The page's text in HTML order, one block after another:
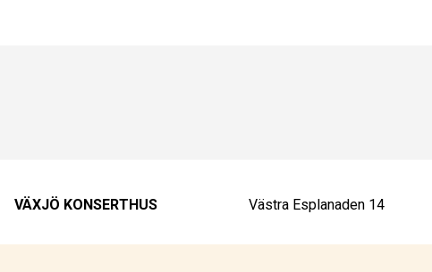
VÄXJÖ KONSERTHUS Västra Esplanaden 14